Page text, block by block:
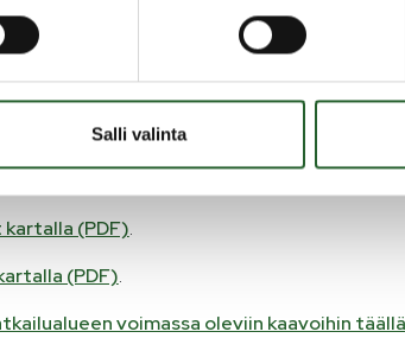
Salli valinta
heti hiihtokeskuksen välittömässä
on tontteja sekä yksittäisten loma-asuntojen
varten. Kissakummun alueella
sekä 3 lomakylärakentamiseen soveltuvaa
tarjoaa runsaasi vapaita tontteja loma-
(PDF).
(PDF).
voimassa oleviin kaavoihin täällä